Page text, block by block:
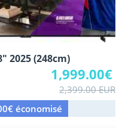
2025 (248cm)
1,999.00€
2,399.00 EUR
économisé